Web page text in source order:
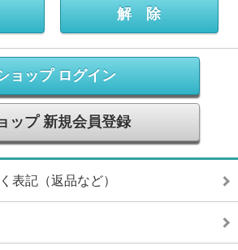
ョップ ログイン
ップ 新規会員登録
表記（返品など）